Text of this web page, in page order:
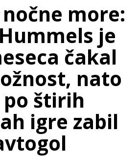
more:
je
čakal
nato
po štirih
igre zabil